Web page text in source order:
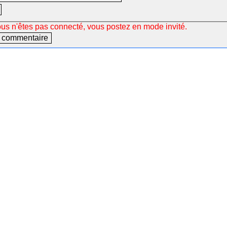
n'êtes pas connecté, vous postez en mode invité.